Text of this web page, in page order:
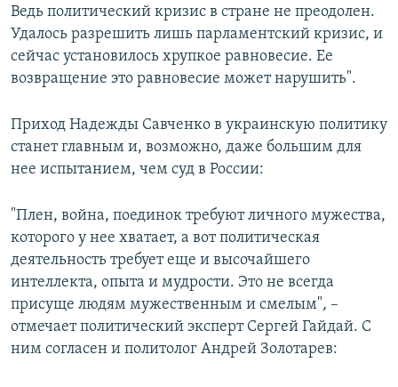
Ведь политический кризис в стране не преодолен.
Удалось разрешить лишь парламентский кризис, и
сейчас установилось хрупкое равновесие. Ее
возвращение это равновесие может нарушить".
Приход Надежды Савченко в украинскую политику
станет главным и, возможно, даже большим для
нее испытанием, чем суд в России:
"Плен, война, поединок требуют личного мужества,
которого у нее хватает, а вот политическая
деятельность требует еще и высочайшего
интеллекта, опыта и мудрости. Это не всегда
присуще людям мужественным и смелым", –
отмечает политический эксперт Сергей Гайдай. С
ним согласен и политолог Андрей Золотарев: